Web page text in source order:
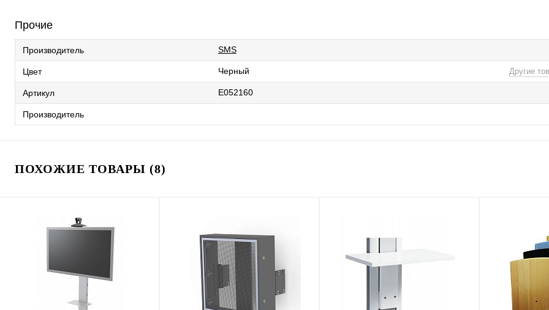
Прочие
Производитель SMS
Цвет Черный Другие
Артикул E052160
Производитель
ПОХОЖИЕ ТОВАРЫ (8)